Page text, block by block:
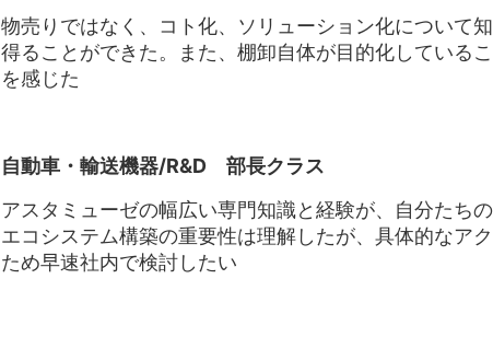
物売りではなく、コト化、ソリューション化について
得ることができた。また、棚卸自体が目的化している
を感じた
自動車・輸送機器/R&D 部長クラス
アスタミューゼの幅広い専門知識と経験が、自分たち
エコシステム構築の重要性は理解したが、具体的なア
ため早速社内で検討したい